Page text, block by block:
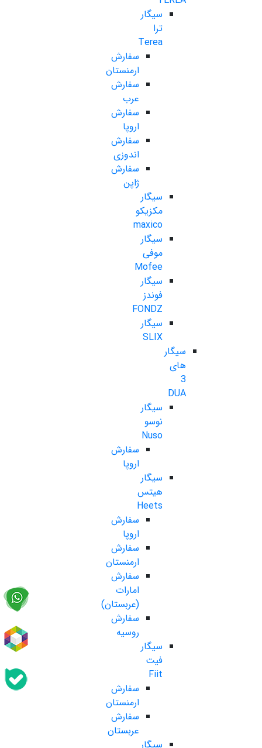
سیگار
ترا
Terea
سفارش
ارمنستان
سفارش
عرب
سفارش
اروپا
سفارش
اندوزی
سفارش
ژاپن
سیگار
مکزیکو
maxico
سیگار
موفی
Mofee
سیگار
فوندز
FONDZ
سیگار
SLIX
سیگار
های
3
DUA
سیگار
نوسو
Nuso
سفارش
اروپا
سیگار
هیتس
Heets
سفارش
اروپا
سفارش
ارمنستان
سفارش
امارات
(عربستان)
سفارش
روسیه
سیگار
فیت
Fiit
سفارش
ارمنستان
سفارش
عربستان
سیگار